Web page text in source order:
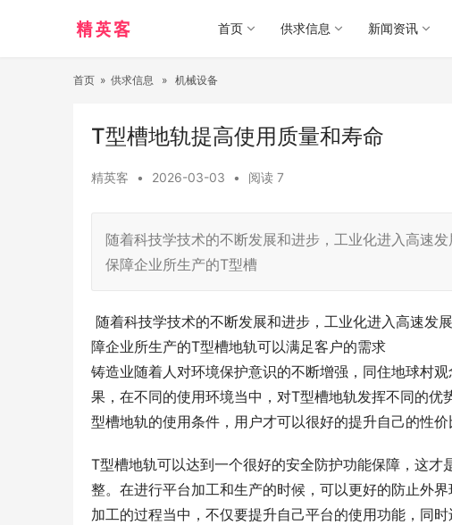
首页 供求信息 新闻资讯
首页 » 供求信息 » 机械设备
T型槽地轨提高使用质量和寿命
精英客 • 2026-03-03 • 阅读 7
随着科技学技术的不断发展和进步，工业化进入高速
保障企业所生产的T型槽
随着科技学技术的不断发展和进步，工业化进入高速发
障企业所生产的T型槽地轨可以满足客户的需求
铸造业随着人对环境保护意识的不断增强，同住地球村
果，在不同的使用环境当中，对T型槽地轨发挥不同的
型槽地轨的使用条件，用户才可以很好的提升自己的性价
T型槽地轨可以达到一个很好的安全防护功能保障，这
整。在进行平台加工和生产的时候，可以更好的防止外
加工的过程当中，不仅要提升自己平台的使用功能，同